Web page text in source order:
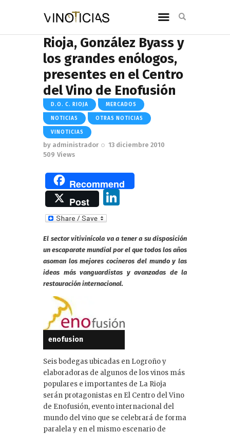
Rioja, González Byass y
los grandes enólogos,
presentes en el Centro
del Vino de Enofusión
D.O. C. RIOJA MERCADOS
NOTICIAS OTRAS NOTICIAS
VINOTICIAS
by administrador
13 diciembre 2010
509 Views
Recommend
Post
e
dI
n
El sector vitivinícola va a tener a su disposición
un escaparate mundial por el que todos los años
asoman los mejores cocineros del mundo y las
ideas más vanguardistas y avanzadas de la
restauración internacional.
enofusion
Seis bodegas ubicadas en Logroño y
elaboradoras de algunos de los vinos más
populares e importantes de La Rioja
serán protagonistas en El Centro del Vino
de Enofusión, evento internacional del
mundo del vino que se celebrará de forma
paralela y en el mismo escenario de